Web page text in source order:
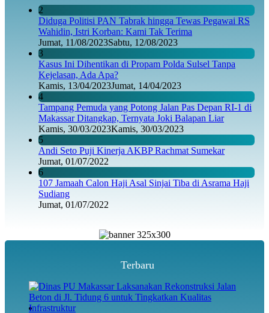
2
Diduga Politisi PAN Tabrak hingga Tewas Pegawai RS
Wahidin, Istri Korban: Kami Tak Terima
Jumat, 11/08/2023Sabtu, 12/08/2023
3
Kasus Ini Dihentikan di Propam Polda Sulsel Tanpa
Kejelasan, Ada Apa?
Kamis, 13/04/2023Jumat, 14/04/2023
4
Tampang Pemuda yang Potong Jalan Pas Depan RI-1 di
Makassar Ditangkap, Ternyata Joki Balapan Liar
Kamis, 30/03/2023Kamis, 30/03/2023
5
Andi Seto Puji Kinerja AKBP Rachmat Sumekar
Jumat, 01/07/2022
6
107 Jamaah Calon Haji Asal Sinjai Tiba di Asrama Haji
Sudiang
Jumat, 01/07/2022
Terbaru